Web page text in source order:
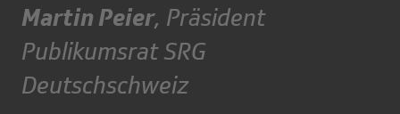
Martin Peier, Präsident
Publikumsrat SRG
Deutschschweiz